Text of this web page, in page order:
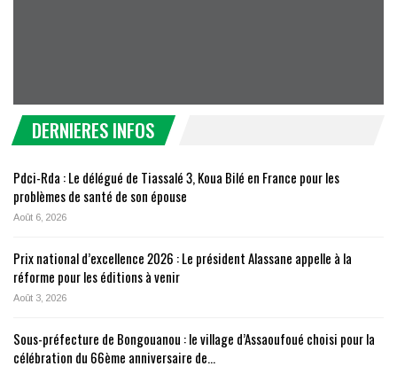
DERNIERES INFOS
Pdci-Rda : Le délégué de Tiassalé 3, Koua Bilé en France pour les
problèmes de santé de son épouse
Août 6, 2026
Prix national d’excellence 2026 : Le président Alassane appelle à la
réforme pour les éditions à venir
Août 3, 2026
Sous-préfecture de Bongouanou : le village d’Assaoufoué choisi pour la
célébration du 66ème anniversaire de…